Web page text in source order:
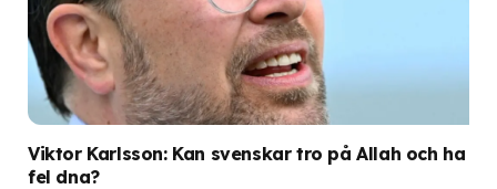
Viktor Karlsson: Kan svenskar tro på Allah och ha
fel dna?